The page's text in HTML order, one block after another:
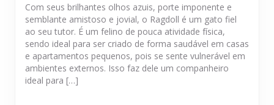
Com seus brilhantes olhos azuis, porte imponente e
semblante amistoso e jovial, o Ragdoll é um gato fiel
ao seu tutor. É um felino de pouca atividade física,
sendo ideal para ser criado de forma saudável em casas
e apartamentos pequenos, pois se sente vulnerável em
ambientes externos. Isso faz dele um companheiro
ideal para […]